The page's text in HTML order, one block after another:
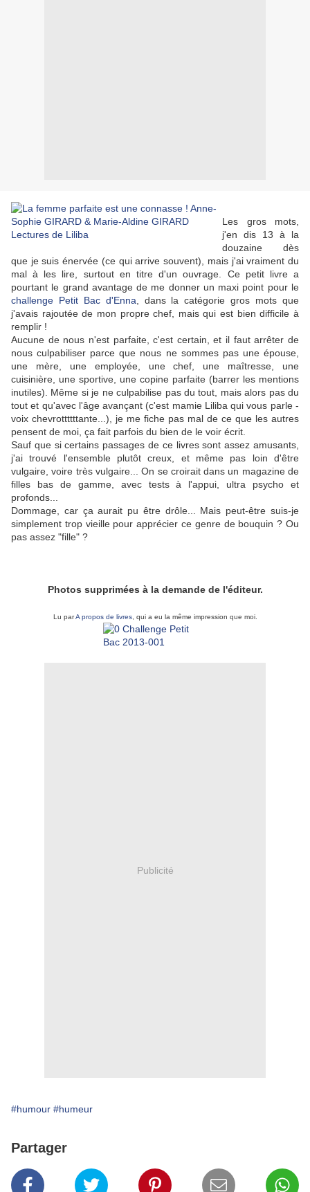
Les gros mots,
j'en dis 13 à la
douzaine dès
que je suis énervée (ce qui arrive souvent), mais j'ai vraiment du
mal à les lire, surtout en titre d'un ouvrage. Ce petit livre a
pourtant le grand avantage de me donner un maxi point pour le
challenge Petit Bac d'Enna , dans la catégorie gros mots que
j'avais rajoutée de mon propre chef, mais qui est bien difficile à
remplir !
Aucune de nous n'est parfaite, c'est certain, et il faut arrêter de
nous culpabiliser parce que nous ne sommes pas une épouse,
une mère, une employée, une chef, une maîtresse, une
cuisinière, une sportive, une copine parfaite (barrer les mentions
inutiles). Même si je ne culpabilise pas du tout, mais alors pas du
tout et qu'avec l'âge avançant (c'est mamie Liliba qui vous parle -
voix chevrottttttante...), je me fiche pas mal de ce que les autres
pensent de moi, ça fait parfois du bien de le voir écrit.
Sauf que si certains passages de ce livres sont assez amusants,
j'ai trouvé l'ensemble plutôt creux, et même pas loin d'être
vulgaire, voire très vulgaire... On se croirait dans un magazine de
filles bas de gamme, avec tests à l'appui, ultra psycho et
profonds...
Dommage, car ça aurait pu être drôle... Mais peut-être suis-je
simplement trop vieille pour apprécier ce genre de bouquin ? Ou
pas assez "fille" ?
Photos supprimées à la demande de l'éditeur.
Lu parA propos de livres, qui a eu la même impression que moi.
Publicité
#humour #humeur
Partager